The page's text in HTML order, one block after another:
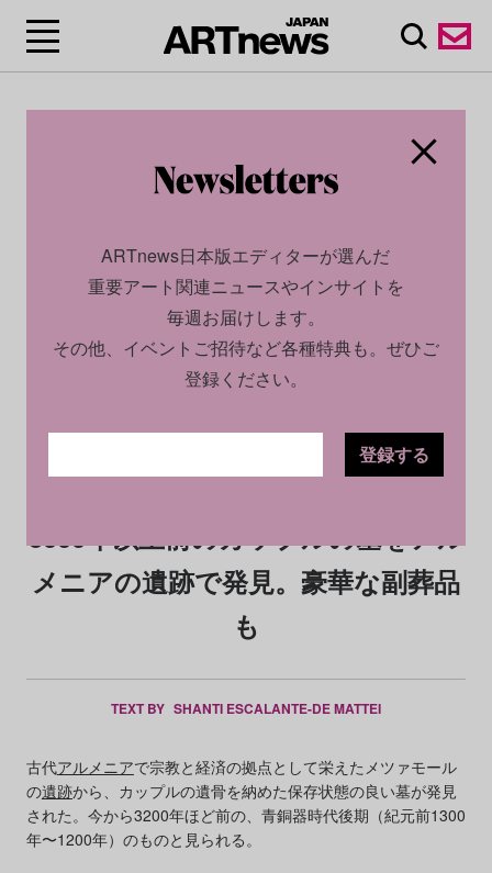
2023.03.01
3000年以上前のカップルの墓をアル
メニアの遺跡で発見。豪華な副葬品
も
TEXT BY SHANTI ESCALANTE-DE MATTEI
古代アルメニアで宗教と経済の拠点として栄えたメツァモール
の遺跡から、カップルの遺骨を納めた保存状態の良い墓が発見
された。今から3200年ほど前の、青銅器時代後期（紀元前1300
年〜1200年）のものと見られる。
ARTnews日本版エディターが選んだ
重要アート関連ニュースやインサイトを
毎週お届けします。
その他、イベントご招待など各種特典も。ぜひご
登録ください。
登録する